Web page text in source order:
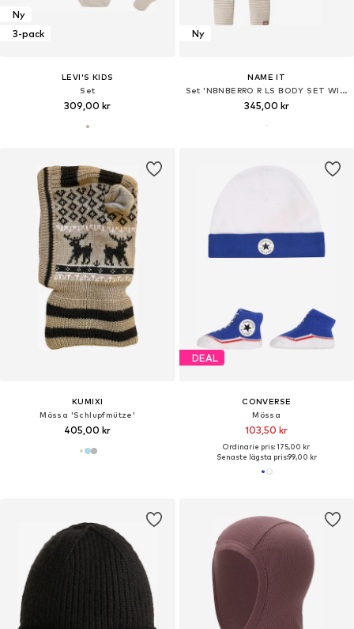
Ny
3-pack
LEVI'S KIDS
Set
309,00 kr
Ny
NAME IT
Set 'NBNBERRO R LS BODY SET WITH HAT'
345,00 kr
KUMIXI
Mössa 'Schlupfmütze'
405,00 kr
DEAL
CONVERSE
Mössa
103,50 kr
Ordinarie pris: 175,00 kr
Senaste lägsta pris:99,00 kr